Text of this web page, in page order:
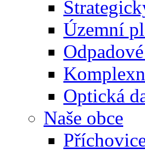
Územní
Optická
Naše obce